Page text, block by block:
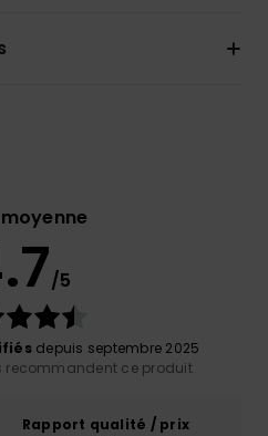
/5
depuis septembre 2025
recommandent ce produit
Rapport qualité / prix